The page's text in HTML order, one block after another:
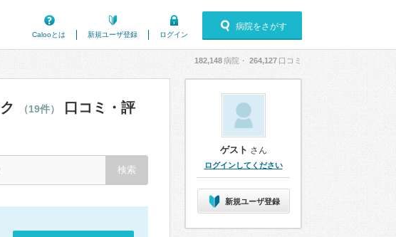
Calooとは
新規ユーザ登録 ログイン
病院をさがす
182,148病院・ 264,127 口コミ
（19件）
口コミ・評
ゲスト さん
ログインしてください
新規ユーザ登録